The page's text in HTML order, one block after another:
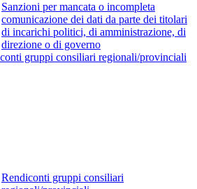
Sanzioni per mancata o incompleta
comunicazione dei dati da parte dei titolari
di incarichi politici, di amministrazione, di
direzione o di governo
gruppi consiliari regionali/provinciali
Rendiconti gruppi consiliari